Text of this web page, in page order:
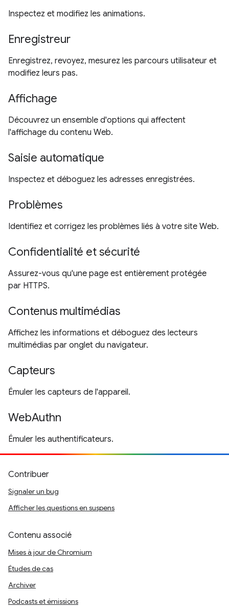
Inspectez et modifiez les animations.
Enregistreur
Enregistrez, revoyez, mesurez les parcours utilisateur et
modifiez leurs pas.
Affichage
Découvrez un ensemble d'options qui affectent
l'affichage du contenu Web.
Saisie automatique
Inspectez et déboguez les adresses enregistrées.
Problèmes
Identifiez et corrigez les problèmes liés à votre site Web.
Confidentialité et sécurité
Assurez-vous qu'une page est entièrement protégée
par HTTPS.
Contenus multimédias
Affichez les informations et déboguez des lecteurs
multimédias par onglet du navigateur.
Capteurs
Émuler les capteurs de l'appareil.
WebAuthn
Émuler les authentificateurs.
Contribuer
Signaler un bug
Afficher les questions en suspens
Contenu associé
Mises à jour de Chromium
Études de cas
Archiver
Podcasts et émissions